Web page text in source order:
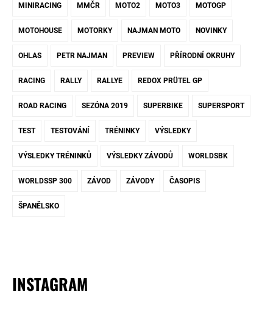
MINIRACING MMČR MOTO2 MOTO3 MOTOGP
MOTOHOUSE MOTORKY NAJMAN MOTO NOVINKY
OHLAS PETR NAJMAN PREVIEW PŘÍRODNÍ OKRUHY
RACING RALLY RALLYE REDOX PRÜTEL GP
ROAD RACING SEZÓNA 2019 SUPERBIKE SUPERSPORT
TEST TESTOVÁNÍ TRÉNINKY VÝSLEDKY
VÝSLEDKY TRÉNINKŮ VÝSLEDKY ZÁVODŮ WORLDSBK
WORLDSSP 300 ZÁVOD ZÁVODY ČASOPIS
ŠPANĚLSKO
INSTAGRAM